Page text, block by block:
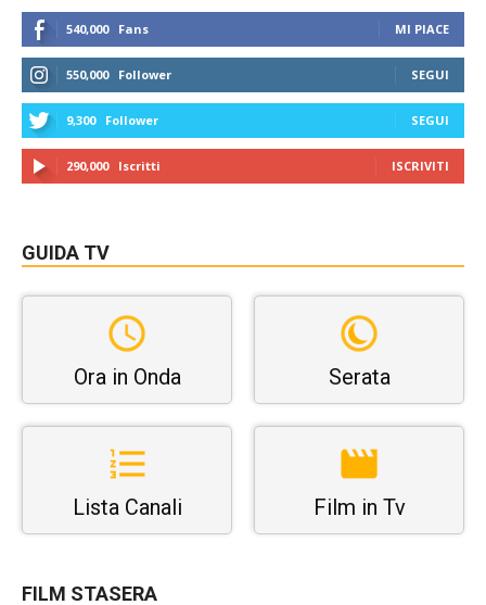
540,000 Fans MI PIACE
550,000 Follower SEGUI
9,300 Follower SEGUI
290,000 Iscritti ISCRIVITI
GUIDA TV
Ora in Onda Serata
Lista Canali Film in Tv
FILM STASERA